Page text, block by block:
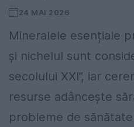
24 MAI 2026
Mineralele esențiale
și nichelul sunt
secolului XXI”, iar
resurse adâncește
probleme de